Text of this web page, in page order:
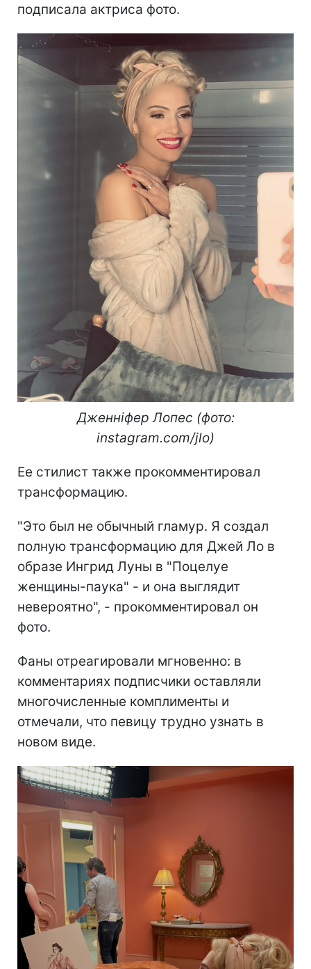
подписала актриса фото.
Дженніфер Лопес (фото:
instagram.com/jlo)
Ее стилист также прокомментировал
трансформацию.
"Это был не обычный гламур. Я создал
полную трансформацию для Джей Ло в
образе Ингрид Луны в "Поцелуе
женщины-паука" - и она выглядит
невероятно", - прокомментировал он
фото.
Фаны отреагировали мгновенно: в
комментариях подписчики оставляли
многочисленные комплименты и
отмечали, что певицу трудно узнать в
новом виде.